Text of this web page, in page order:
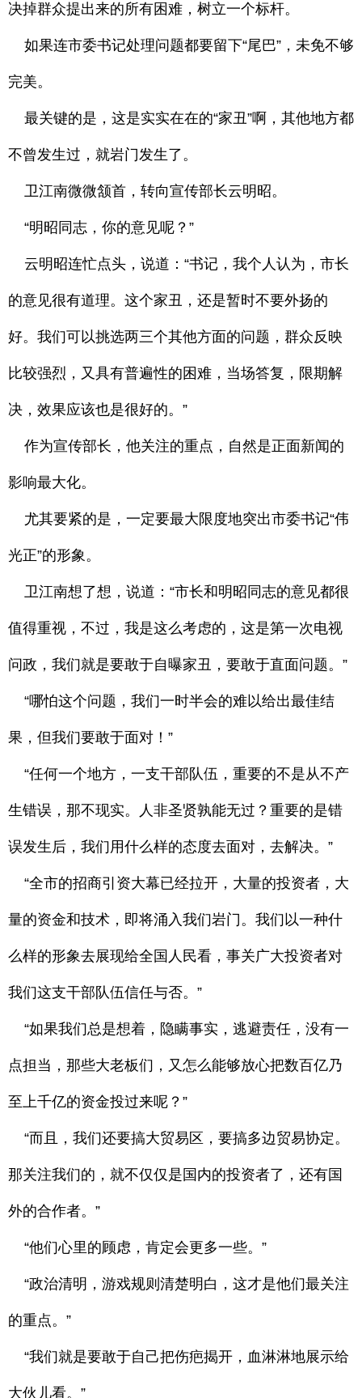
决掉群众提出来的所有困难，树立一个标杆。
如果连市委书记处理问题都要留下“尾巴”，未免不够
完美。
最关键的是，这是实实在在的“家丑”啊，其他地方都
不曾发生过，就岩门发生了。
卫江南微微颔首，转向宣传部长云明昭。
“明昭同志，你的意见呢？”
云明昭连忙点头，说道：“书记，我个人认为，市长
的意见很有道理。这个家丑，还是暂时不要外扬的
好。我们可以挑选两三个其他方面的问题，群众反映
比较强烈，又具有普遍性的困难，当场答复，限期解
决，效果应该也是很好的。”
作为宣传部长，他关注的重点，自然是正面新闻的
影响最大化。
尤其要紧的是，一定要最大限度地突出市委书记“伟
光正”的形象。
卫江南想了想，说道：“市长和明昭同志的意见都很
值得重视，不过，我是这么考虑的，这是第一次电视
问政，我们就是要敢于自曝家丑，要敢于直面问题。”
“哪怕这个问题，我们一时半会的难以给出最佳结
果，但我们要敢于面对！”
“任何一个地方，一支干部队伍，重要的不是从不产
生错误，那不现实。人非圣贤孰能无过？重要的是错
误发生后，我们用什么样的态度去面对，去解决。”
“全市的招商引资大幕已经拉开，大量的投资者，大
量的资金和技术，即将涌入我们岩门。我们以一种什
么样的形象去展现给全国人民看，事关广大投资者对
我们这支干部队伍信任与否。”
“如果我们总是想着，隐瞒事实，逃避责任，没有一
点担当，那些大老板们，又怎么能够放心把数百亿乃
至上千亿的资金投过来呢？”
“而且，我们还要搞大贸易区，要搞多边贸易协定。
那关注我们的，就不仅仅是国内的投资者了，还有国
外的合作者。”
“他们心里的顾虑，肯定会更多一些。”
“政治清明，游戏规则清楚明白，这才是他们最关注
的重点。”
“我们就是要敢于自己把伤疤揭开，血淋淋地展示给
大伙儿看。”